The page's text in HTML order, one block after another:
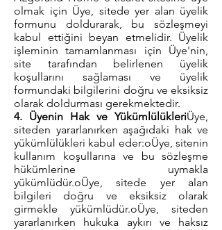
olmak için Üye, sitede yer alan üyelik
formunu doldurarak, bu sözleşmeyi
kabul ettiğini beyan etmelidir. Üyelik
işleminin tamamlanması için Üye'nin,
site tarafından belirlenen üyelik
koşullarını sağlaması ve üyelik
formundaki bilgilerini doğru ve eksiksiz
olarak doldurması gerekmektedir.
4. Üyenin Hak ve YükümlülükleriÜye,
siteden yararlanırken aşağıdaki hak ve
yükümlülükleri kabul eder:oÜye, sitenin
kullanım koşullarına ve bu sözleşme
hükümlerine uymakla
yükümlüdür.oÜye, sitede yer alan
bilgileri doğru ve eksiksiz olarak
girmekle yükümlüdür.oÜye, siteden
yararlanırken hukuka aykırı ve haksız